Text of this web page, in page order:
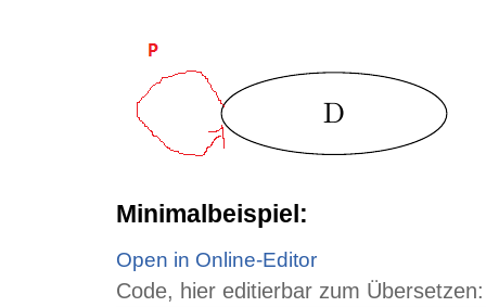
Minimalbeispiel:
Open in Online-Editor
Code, hier editierbar zum Übersetzen: